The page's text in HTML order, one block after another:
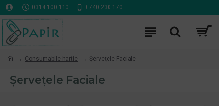
0314 100 110 0740 230 170
Consumabile hartie Șervețele Faciale
Șervețele Faciale